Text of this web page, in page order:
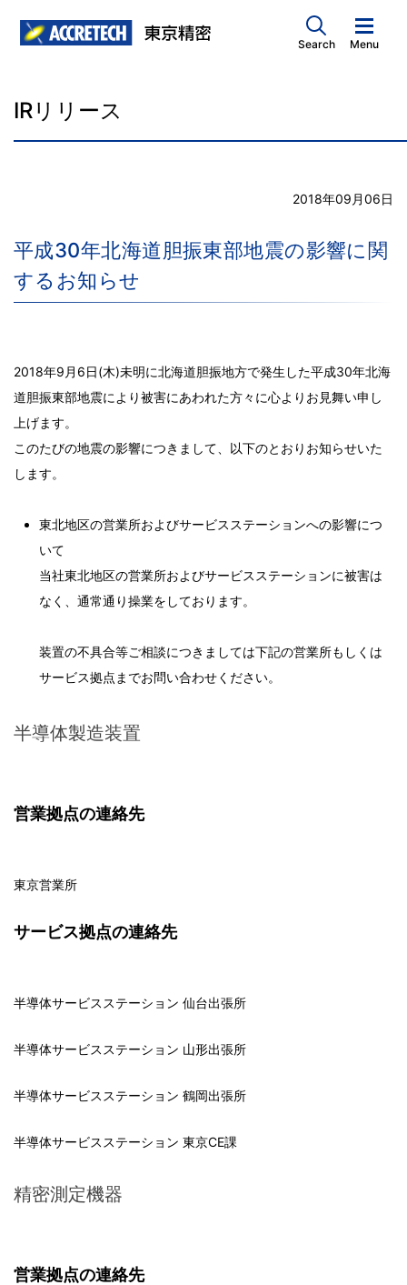
Search Menu
IRリリース
2018年09月06日
平成30年北海道胆振東部地震の影響に関
するお知らせ
2018年9月6日(木)未明に北海道胆振地方で発生した平成30年北海
道胆振東部地震により被害にあわれた方々に心よりお見舞い申し
上げます。
このたびの地震の影響につきまして、以下のとおりお知らせいた
します。
東北地区の営業所およびサービスステーションへの影響につ
いて
当社東北地区の営業所およびサービスステーションに被害は
なく、通常通り操業をしております。
装置の不具合等ご相談につきましては下記の営業所もしくは
サービス拠点までお問い合わせください。
半導体製造装置
営業拠点の連絡先
東京営業所
サービス拠点の連絡先
半導体サービスステーション 仙台出張所
半導体サービスステーション 山形出張所
半導体サービスステーション 鶴岡出張所
半導体サービスステーション 東京CE課
精密測定機器
営業拠点の連絡先